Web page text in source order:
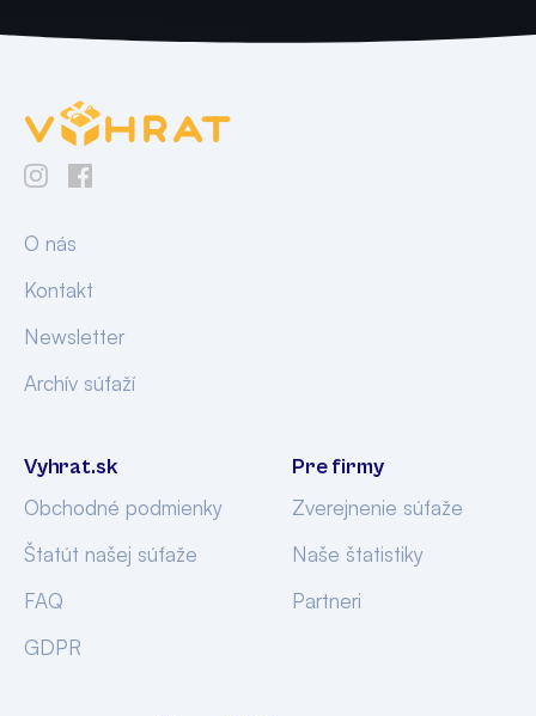
O nás
Kontakt
Newsletter
Archív súťaží
Vyhrat.sk
Obchodné podmienky
Štatút našej súťaže
FAQ
GDPR
Pre firmy
Zverejnenie súťaže
Naše štatistiky
Partneri